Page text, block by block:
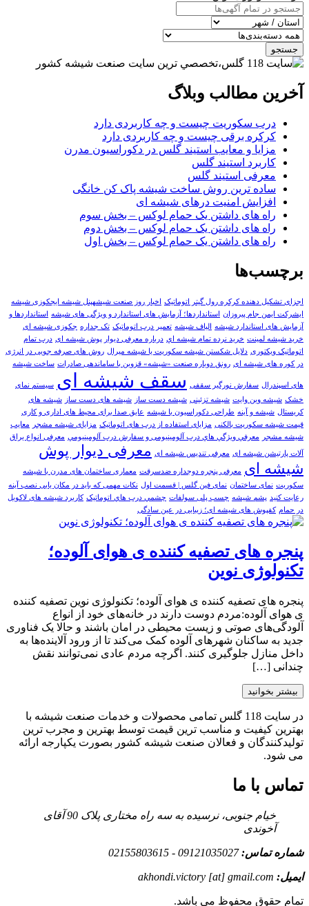
جستجو
آخرین مطالب وبلاگ
درب سکوریت چیست و چه کاربردی دارد
کرکره برقی چیست و چه کاربردی دارد
مزایا و معایب استیند گلس در دکوراسیون مدرن
کاربرد استیند گلس
معرفی استیند گلس
ساده ترین روش ساخت شیشه پاک کن خانگی
افزایش امنیت درهای شیشه ای
راه های داشتن یک حمام لوکس – بخش سوم
راه های داشتن یک حمام لوکس – بخش دوم
راه های داشتن یک حمام لوکس – بخش اول
برچسب‌ها
اجزای تشکیل دهنده کرکره رول گیتر اتوماتیک
اخبار روز صنعت شیشهپنل شیشه ایجکوزی شیشه
ایشرکت ایمن جام پیروزان
استانداردها؛ آزمایش های استاندارد و ویژگی های شیشه
استانداردها و
آزمایش های استاندارد شیشه
الیاف شیشه تعمير درب اتوماتيک تک جداره جکوزی شیشه ای
خرید شیشه لمینت خرید نرده تمام شيشه اي درباره معرفی دیوار پوش شیشه ای درب تمام
اتوماتیک ویکتوری دلایل شکستن شیشه سکوریت یا شیشه میرال روش های صرفه جویی در انرژی
در کوره های شیشه ای رونق دوباره صنعت «شیشه» قزوین با ساماندهی صادرات ساخت شیشه
های اسپندرال سفارش نورگیر سقفی سقف شیشه ای سیستم نمای
خشک شيشه وين وايت شیشه تزئینی شیشه دست ساز شیشه های دست ساز
شیشه های
کریستال شیشه و آینه طراحی دکوراسیون با شیشه عایق صدا برای محیط های اداری و کاری
قیمت شیشه سکوریت بالکنی مزایای استفاده از درب های اتوماتیک مزایای شیشه مشجر
معایب
شیشه مشجر
معرفي ويژگي هاي درب آلومینیومی و سفارش درب آلومينيومي معرفی انواع یراق
آلات پارتیشن شیشه ای معرفی تندیس شیشه ای معرفی دیوار پوش
شیشه ای معرفی پنجره دوجداره ضدسرقت معماری ساختمان های مدرن با شیشه
سکوریت نمای ساختمان نمای فین گلس | قسمت اول نکات مهمی که باید در مکان یابی نصب آینه
رعایت کنید
پشم شیشه چسب پلی سولفات چشمي درب هاي اتوماتيک کاربرد شیشه های لاکوبل
در حمام کفپوش های شیشه ای؛ زیبایی در عین سادگی
پنجره های تصفیه کننده ی هوای آلوده؛
تکنولوژی نوین
پنجره های تصفیه کننده ی هوای آلوده؛ تکنولوژی نوین تصفیه کننده
ی هوای آلوده:مردم دوست دارند در خانه‌های خود از انواع
آلودگی‌های صوتی و زیست محیطی در امان باشند و حالا یک فناوری
جدید به ساکنان شهرهای آلوده کمک می‌کند تا از ورود آلاینده‌ها به
داخل منازل جلوگیری کنند. اگرچه مردم عادی نمی‌توانند نقش
چندانی […]
بیشتر بخوانید
در سایت 118 گلس تمامی محصولات و خدمات صنعت شیشه با
بهترین کیفیت و مناسب ترین قیمت توسط بهترین و مجرب ترین
تولیدکنندگان و فعالان صنعت شیشه کشور بصورت یکپارجه ارائه
می شود.
تماس با ما
خیام جنوبی، نرسیده به سه راه مختاری پلاک 90 آقای
آخوندی
شماره تماس:09121035027 - 02155803615
ایمیل: akhondi.victory [at] gmail.com
تمام حقوق محفوظ می باشد.